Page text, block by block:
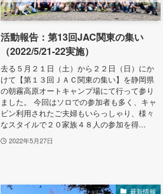
活動報告：第13回JAC関東の集い
（2022/5/21-22実施）
去る５月２１日（土）から２２日（日）にか
けて【第１３回ＪＡＣ関東の集い】を静岡県
の朝霧高原オートキャンプ場にて行って参り
ました。 今回はソロでの参加者も多く、キャ
ビン利用されたご夫婦もいらっしゃり、様々
なスタイルで２０家族４８人の参加を得...
2022年5月27日
最新情報